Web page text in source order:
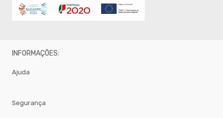
INFORMAÇÕES:
Ajuda
Segurança